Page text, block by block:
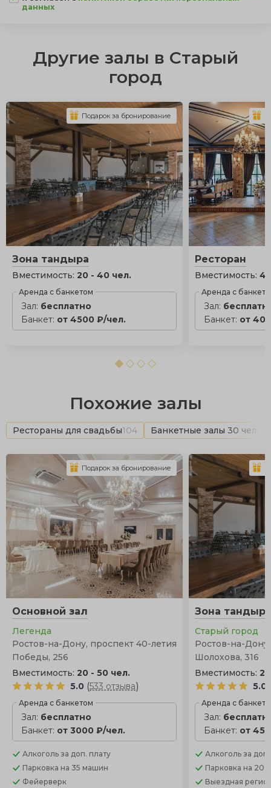
данных
Другие залы в Старый
город
Зона тандыра
Вместимость: 20 - 40 чел.
Аренда с банкетом
Зал: бесплатно
Банкет: от 4500 ₽/чел.
Подарок за бронирование
Ресторан
Вместимость:
Аренда с
Зал:
Банкет: от
Похожие залы
Рестораны для свадьбы104 Банкетные залы 30
Основной зал
Легенда
Ростов-на-Дону, проспект 40-летия
Победы, 256
Вместимость: 20 - 50 чел.
5.0 (533 отзыва)
Аренда с банкетом
Зал: бесплатно
Банкет: от 3000 ₽/чел.
Алкоголь за доп. плату
Парковка на 35 машин
Фейерверк
Подарок за бронирование
Зона
Старый город
Ростов-на-
Шолохова, 316
Вместимость:
5.0
Аренда с
Зал:
Банкет: от
Алкоголь за
Парковка на 20
Выездная